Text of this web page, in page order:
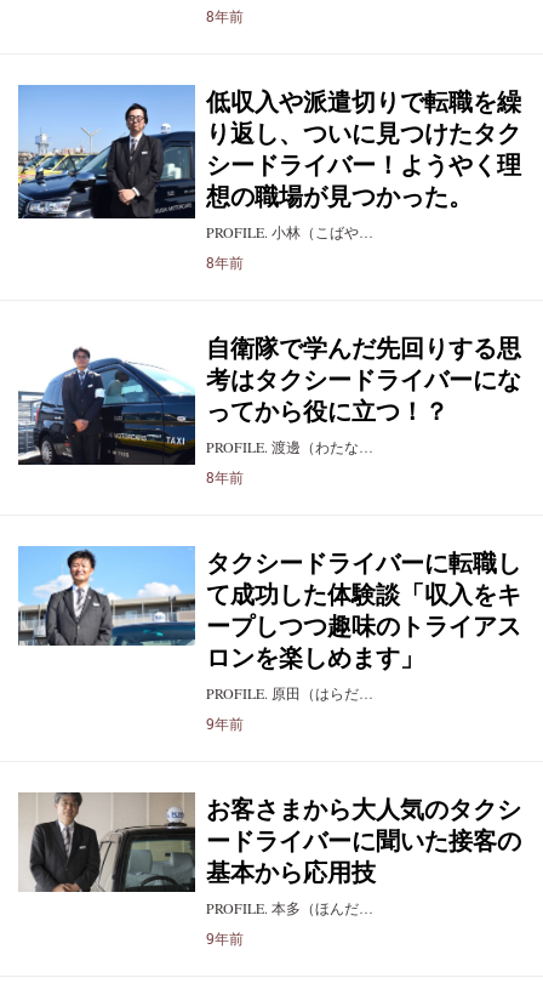
8年前
低収入や派遣切りで転職を繰
り返し、ついに見つけたタク
シードライバー！ようやく理
想の職場が見つかった。
PROFILE. 小林（こばや…
8年前
自衛隊で学んだ先回りする思
考はタクシードライバーにな
ってから役に立つ！？
PROFILE. 渡邊（わたな…
8年前
タクシードライバーに転職し
て成功した体験談「収入をキ
ープしつつ趣味のトライアス
ロンを楽しめます」
PROFILE. 原田（はらだ…
9年前
お客さまから大人気のタクシ
ードライバーに聞いた接客の
基本から応用技
PROFILE. 本多（ほんだ…
9年前